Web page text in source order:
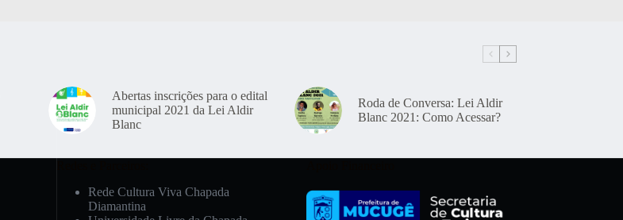
Abertas inscrições para o edital
municipal 2021 da Lei Aldir
Blanc
Roda de Conversa: Lei Aldir
Blanc 2021: Como Acessar?
Rede Cultura Viva Chapada
Diamantina